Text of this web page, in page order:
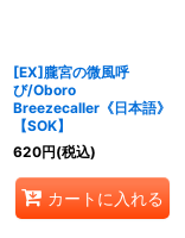
[EX]朧宮の微風呼
び/Oboro
Breezecaller《日本語》
【SOK】
620円(税込)
カートに入れる